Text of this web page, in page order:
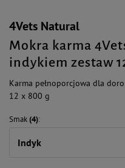
4Vets Natural
Mokra karma
indykiem zestaw
Karma pełnoporcjowa dla
12 x 800 g
Smak(4)
Indyk